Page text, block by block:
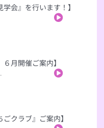
会』を行います！】
月開催ご案内】
クラブ』ご案内】